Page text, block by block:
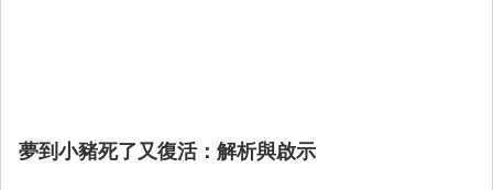
夢到小豬死了又復活：解析與啟示